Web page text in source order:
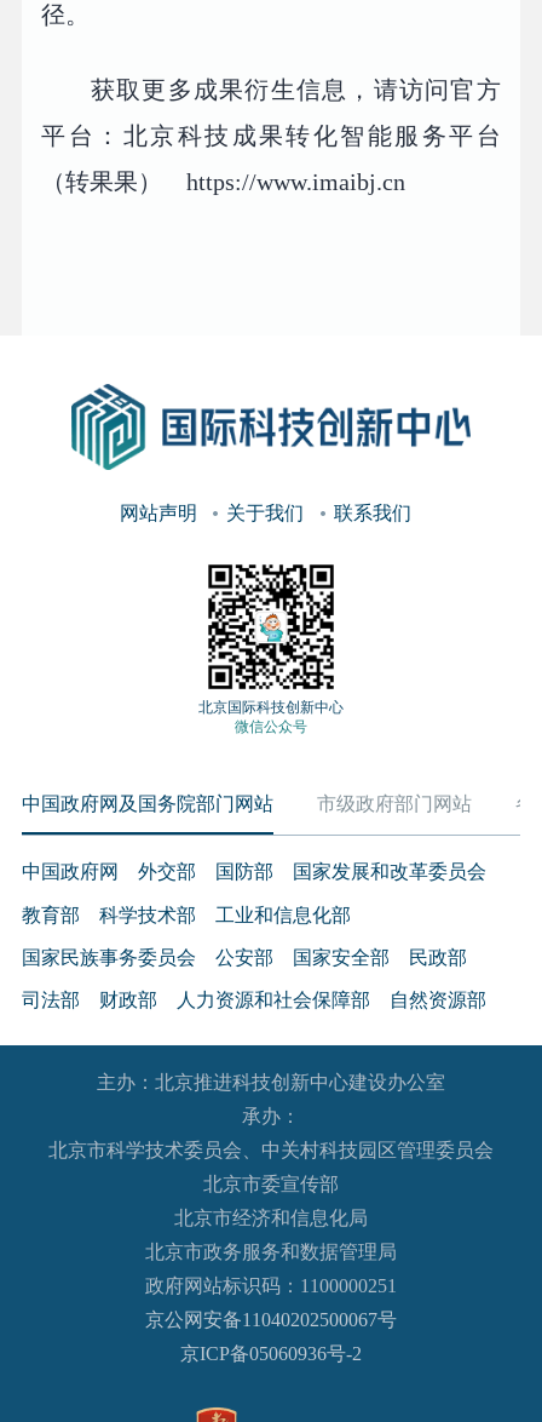
径。
获取更多成果衍生信息，请访问官方
平台：北京科技成果转化智能服务平台
（转果果） https://www.imaibj.cn
网站声明 关于我们 联系我们
北京国际科技创新中心
微信公众号
中国政府网及国务院部门网站 市级政府部门网站 各
中国政府网 外交部 国防部 国家发展和改革委员会
教育部 科学技术部 工业和信息化部
国家民族事务委员会 公安部 国家安全部 民政部
司法部 财政部 人力资源和社会保障部 自然资源部
生态环境部 住房和城乡建设部 交通运输部 水利部
农业农村部 商务部 文化和旅游部
退役军人事务部
国家语言文字工作委员会
国家航天局 国家原子能机构
国家核安全局
国务院国有资产监督管理委员会
国家市场监督管理总局
主办：北京推进科技创新中心建设办公室
承办：
北京市科学技术委员会、中关村科技园区管理委员会
北京市委宣传部
北京市经济和信息化局
北京市政务服务和数据管理局
政府网站标识码：1100000251
京公网安备11040202500067号
京ICP备05060936号-2